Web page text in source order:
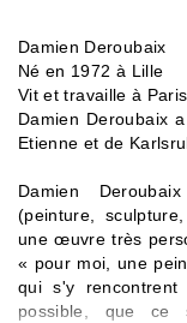
Damien Deroubaix
Né en 1972 à Lille
Vit et travaille à
Damien Deroubaix
Etienne et de
Damien
(peinture,
une œuvre très
« pour moi, une
qui s'y
possible, que